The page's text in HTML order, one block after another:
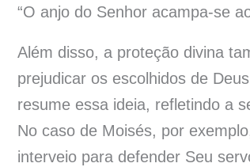
“O anjo do Senhor acampa-se
Além disso, a proteção divina
prejudicar os escolhidos de
resume essa ideia, refletindo a
No caso de Moisés, por
interveio para defender Seu